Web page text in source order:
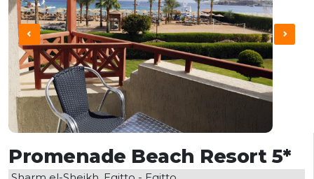
Promenade Beach Resort 5*